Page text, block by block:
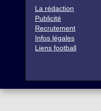
La rédaction
Publicité
Recrutement
Infos légales
Liens football